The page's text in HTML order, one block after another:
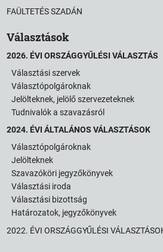
FAÜLTETÉS SZADÁN
Választások
2026. ÉVI ORSZÁGGYŰLÉSI VÁLASZTÁS
Választási szervek
Választópolgároknak
Jelölteknek, jelölő szervezeteknek
Tudnivalók a szavazásról
2024. ÉVI ÁLTALÁNOS VÁLASZTÁSOK
Választópolgároknak
Jelölteknek
Szavazóköri jegyzőkönyvek
Választási iroda
Választási bizottság
Határozatok, jegyzőkönyvek
2022. ÉVI ORSZÁGGYŰLÉSI